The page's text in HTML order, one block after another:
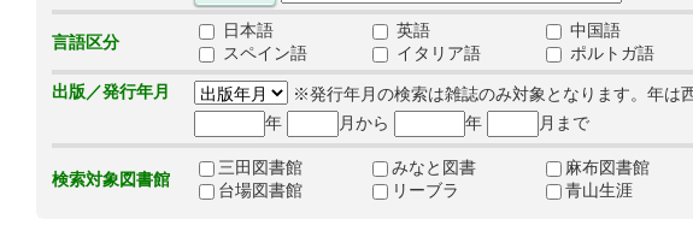
言語区分
日本語 英語 中国語
スペイン語
イタリア語 ポルトガ語
出版／発行年月
※発行年月の検索は雑誌のみ対象となります。年は
年
月から 年 月まで
検索対象図書館
三田図書館 みなと図書 麻布図書館
台場図書館
リーブラ 青山生涯